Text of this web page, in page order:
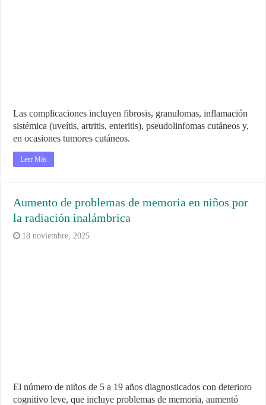
Las complicaciones incluyen fibrosis, granulomas, inflamación
sistémica (uveítis, artritis, enteritis), pseudolinfomas cutáneos y,
en ocasiones tumores cutáneos.
Leer Más
Aumento de problemas de memoria en niños por
la radiación inalámbrica
18 noviembre, 2025
El número de niños de 5 a 19 años diagnosticados con deterioro
cognitivo leve, que incluye problemas de memoria, aumentó